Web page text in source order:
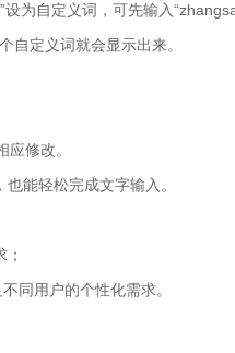
为自定义词，可先输入
自定义词就会显示出来。
修改。
能轻松完成文字输入。
同用户的个性化需求。